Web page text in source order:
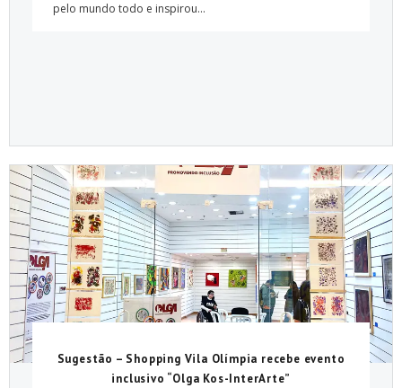
pelo mundo todo e inspirou...
Sugestão – Shopping Vila Olímpia recebe evento
inclusivo “Olga Kos-InterArte”